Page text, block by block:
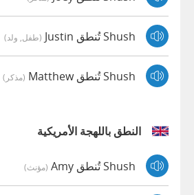
Shush تُنطق Justin (طفل, ولد)
Shush تُنطق Matthew (مذكر)
النطق باللهجة الأمريكية
Shush تُنطق Amy (مؤنث)